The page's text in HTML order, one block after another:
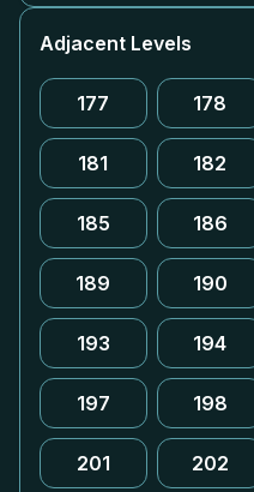
Adjacent Levels
177 178
181 182
185 186
189 190
193 194
197 198
201 202